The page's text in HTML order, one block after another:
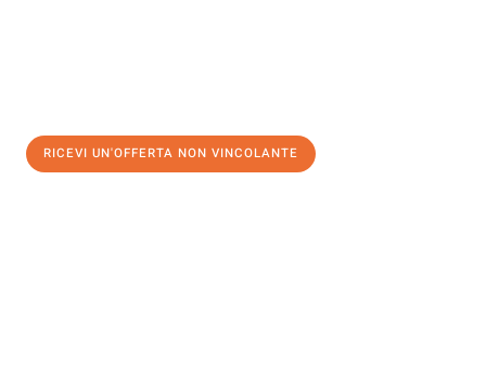
RICEVI UN'OFFERTA NON VINCOLANTE